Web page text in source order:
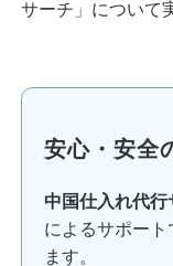
サーチ」について
安心・安全
中国仕入れ代行
によるサポー
ます。